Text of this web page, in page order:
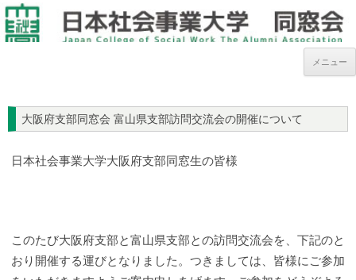
メニュー
大阪府支部同窓会 富山県支部訪問交流会の開催について
日本社会事業大学大阪府支部同窓生の皆様
このたび大阪府支部と富山県支部との訪問交流会を、下記のと
おり開催する運びとなりました。つきましては、皆様にご参加